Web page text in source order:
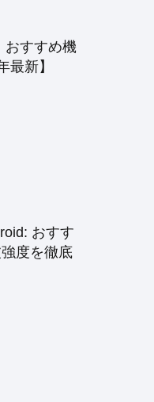
おすすめ機
最新】
おすす
度を徹底